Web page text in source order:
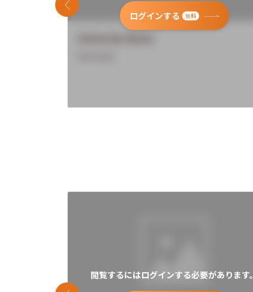
ログインする 無料
前のスライド
閲覧するにはログインする必要があります。